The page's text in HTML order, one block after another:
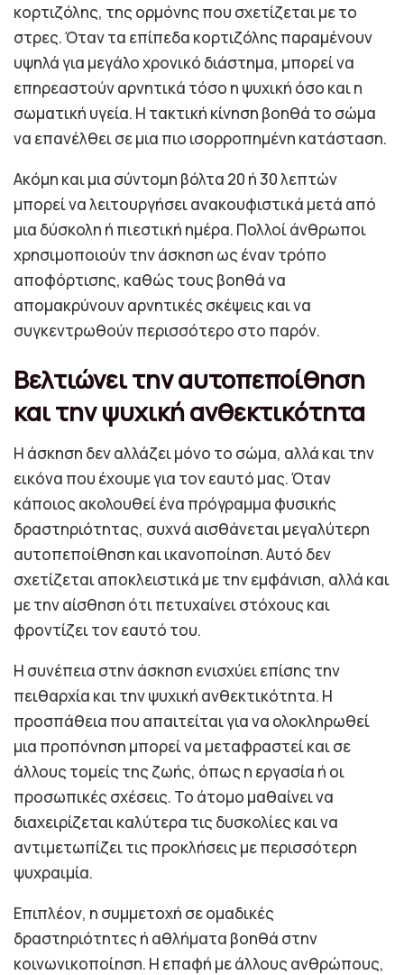
κορτιζόλης, της ορμόνης που σχετίζεται με το
στρες. Όταν τα επίπεδα κορτιζόλης παραμένουν
υψηλά για μεγάλο χρονικό διάστημα, μπορεί να
επηρεαστούν αρνητικά τόσο η ψυχική όσο και η
σωματική υγεία. Η τακτική κίνηση βοηθά το σώμα
να επανέλθει σε μια πιο ισορροπημένη κατάσταση.
Ακόμη και μια σύντομη βόλτα 20 ή 30 λεπτών
μπορεί να λειτουργήσει ανακουφιστικά μετά από
μια δύσκολη ή πιεστική ημέρα. Πολλοί άνθρωποι
χρησιμοποιούν την άσκηση ως έναν τρόπο
αποφόρτισης, καθώς τους βοηθά να
απομακρύνουν αρνητικές σκέψεις και να
συγκεντρωθούν περισσότερο στο παρόν.
Βελτιώνει την αυτοπεποίθηση
και την ψυχική ανθεκτικότητα
Η άσκηση δεν αλλάζει μόνο το σώμα, αλλά και την
εικόνα που έχουμε για τον εαυτό μας. Όταν
κάποιος ακολουθεί ένα πρόγραμμα φυσικής
δραστηριότητας, συχνά αισθάνεται μεγαλύτερη
αυτοπεποίθηση και ικανοποίηση. Αυτό δεν
σχετίζεται αποκλειστικά με την εμφάνιση, αλλά και
με την αίσθηση ότι πετυχαίνει στόχους και
φροντίζει τον εαυτό του.
Η συνέπεια στην άσκηση ενισχύει επίσης την
πειθαρχία και την ψυχική ανθεκτικότητα. Η
προσπάθεια που απαιτείται για να ολοκληρωθεί
μια προπόνηση μπορεί να μεταφραστεί και σε
άλλους τομείς της ζωής, όπως η εργασία ή οι
προσωπικές σχέσεις. Το άτομο μαθαίνει να
διαχειρίζεται καλύτερα τις δυσκολίες και να
αντιμετωπίζει τις προκλήσεις με περισσότερη
ψυχραιμία.
Επιπλέον, η συμμετοχή σε ομαδικές
δραστηριότητες ή αθλήματα βοηθά στην
κοινωνικοποίηση. Η επαφή με άλλους ανθρώπους,